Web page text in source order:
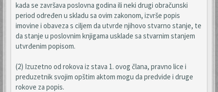
kada se završava poslovna godina ili neki drugi obračunski
period određen u skladu sa ovim zakonom, izvrše popis
imovine i obaveza s ciljem da utvrde njihovo stvarno stanje, te
da stanje u poslovnim knjigama usklade sa stvarnim stanjem
utvrđenim popisom.
(2) Izuzetno od rokova iz stava 1. ovog člana, pravno lice i
preduzetnik svojim opštim aktom mogu da predvide i druge
rokove za popis.